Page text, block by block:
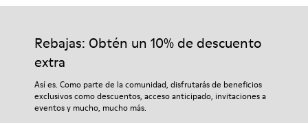
Rebajas: Obtén un 10% de descuento
extra
Así es. Como parte de la comunidad, disfrutarás de beneficios
exclusivos como descuentos, acceso anticipado, invitaciones a
eventos y mucho, mucho más.